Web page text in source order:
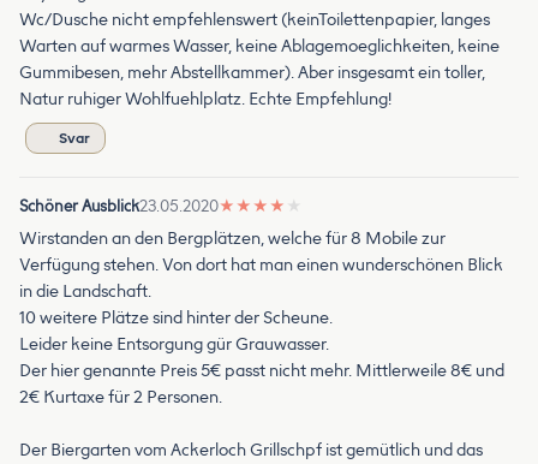
Wc/Dusche nicht empfehlenswert (keinToilettenpapier, langes
Warten auf warmes Wasser, keine Ablagemoeglichkeiten, keine
Gummibesen, mehr Abstellkammer). Aber insgesamt ein toller,
Natur ruhiger Wohlfuehlplatz. Echte Empfehlung!
Svar
Schöner Ausblick23.05.2020★ ★ ★ ★ ★
Wirstanden an den Bergplätzen, welche für 8 Mobile zur
Verfügung stehen. Von dort hat man einen wunderschönen Blick
in die Landschaft.
10 weitere Plätze sind hinter der Scheune.
Leider keine Entsorgung gür Grauwasser.
Der hier genannte Preis 5€ passt nicht mehr. Mittlerweile 8€ und
2€ Kurtaxe für 2 Personen.
Der Biergarten vom Ackerloch Grillschpf ist gemütlich und das